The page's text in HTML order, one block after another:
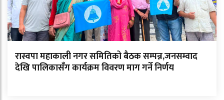
रास्वपा महाकाली नगर समितिको बैठक सम्पन्न,जनसम्वाद
देखि पालिकासँग कार्यक्रम विवरण माग गर्ने निर्णय